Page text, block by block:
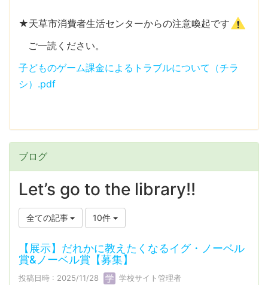
★天草市消費者生活センターからの注意喚起です
ご一読ください。
子どものゲーム課金によるトラブルについて（チラ
シ）.pdf
ブログ
Let’s go to the library!!
全ての記事 10件
【展示】だれかに教えたくなるイグ・ノーベル
賞&ノーベル賞【募集】
投稿日時 : 2025/11/28 学校サイト管理者